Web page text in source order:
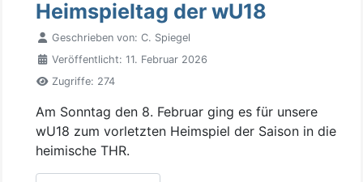
Heimspieltag der wU18
Geschrieben von: C. Spiegel
Veröffentlicht: 11. Februar 2026
Zugriffe: 274
Am Sonntag den 8. Februar ging es für unsere
wU18 zum vorletzten Heimspiel der Saison in die
heimische THR.